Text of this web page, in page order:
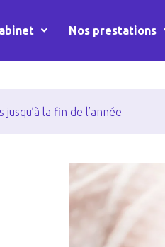
Nos prestations
la fin de l’année